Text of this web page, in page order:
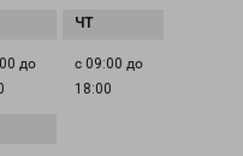
до
с 09:00 до
18:00